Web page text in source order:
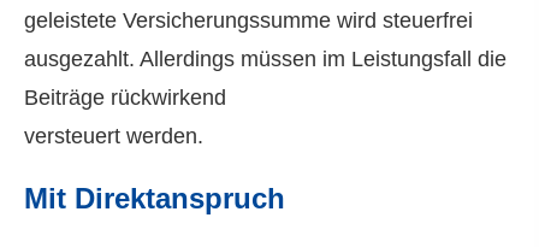
geleistete Versicherungssumme wird steuerfrei
ausgezahlt. Allerdings müssen im Leistungsfall die
Beiträge rückwirkend
versteuert werden.
Mit Direktanspruch